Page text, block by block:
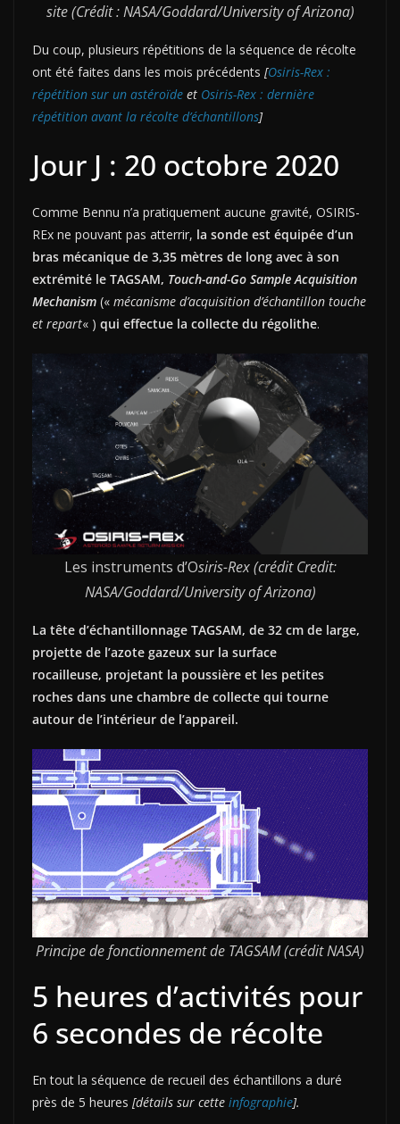
site (Crédit : NASA/Goddard/University of Arizona)
Du coup, plusieurs répétitions de la séquence de récolte
ont été faites dans les mois précédents [Osiris-Rex :
répétition sur un astéroïde et Osiris-Rex : dernière
répétition avant la récolte d’échantillons]
Jour J : 20 octobre 2020
Comme Bennu n’a pratiquement aucune gravité, OSIRIS-
REx ne pouvant pas atterrir, la sonde est équipée d’un
bras mécanique de 3,35 mètres de long avec à son
extrémité le TAGSAM, Touch-and-Go Sample Acquisition
Mechanism (« mécanisme d’acquisition d’échantillon touche
et repart« ) qui effectue la collecte du régolithe.
Les instruments d’Osiris-Rex (crédit Credit:
NASA/Goddard/University of Arizona)
La tête d’échantillonnage TAGSAM, de 32 cm de large,
projette de l’azote gazeux sur la surface
rocailleuse, projetant la poussière et les petites
roches dans une chambre de collecte qui tourne
autour de l’intérieur de l’appareil.
Principe de fonctionnement de TAGSAM (crédit NASA)
5 heures d’activités pour
6 secondes de récolte
En tout la séquence de recueil des échantillons a duré
près de 5 heures [détails sur cette infographie].